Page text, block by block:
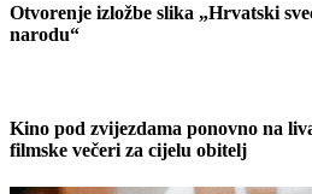
Otvorenje izložbe slika „Hrvatski
narodu“
Kino pod zvijezdama ponovno na
filmske večeri za cijelu obitelj